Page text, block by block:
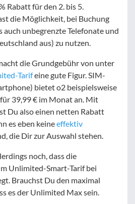
Rabatt für den 2. bis 5.
die Möglichkeit, bei Buchung
auch unbegrenzte Telefonate und
aus) zu nutzen.
die Grundgebühr von unter
Tarifeine gute Figur. SIM-
bietet o2 beispielsweise
39,99 € im Monat an. Mit
Du also einen netten Rabatt
es eben keineeffektiv
die Dir zur Auswahl stehen.
noch, dass die
Unlimited-Smart-Tarif bei
Brauchst Du den maximal
es der Unlimited Max sein.